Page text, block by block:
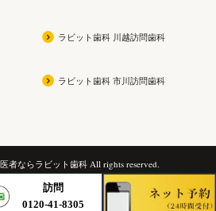
訪問
0120-41-8305
ラビット歯科 川越訪問歯科
ラビット歯科 市川訪問歯科
者ならラビット歯科 All rights reserved.